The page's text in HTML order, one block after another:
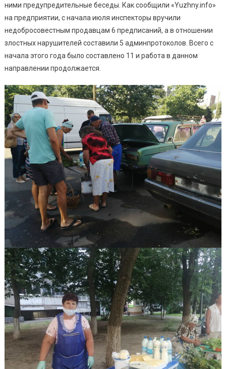
ними предупредительные беседы. Как сообщили «Yuzhny.info»
на предприятии, с начала июля инспекторы вручили
недобросовестным продавцам 6 предписаний, а в отношении
злостных нарушителей составили 5 админпротоколов. Всего с
начала этого года было составлено 11 и работа в данном
направлении продолжается.